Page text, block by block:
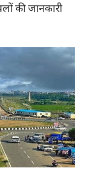
की जानकारी